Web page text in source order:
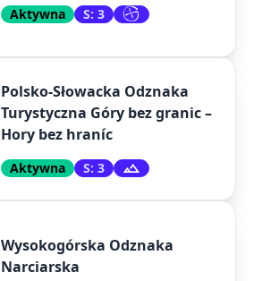
Aktywna S: 3
Polsko-Słowacka Odznaka
Turystyczna Góry bez granic –
Hory bez hraníc
Aktywna S: 3
Wysokogórska Odznaka
Narciarska